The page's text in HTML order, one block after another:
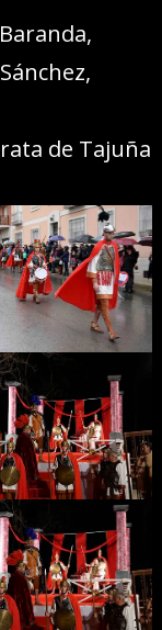
de Tajuña